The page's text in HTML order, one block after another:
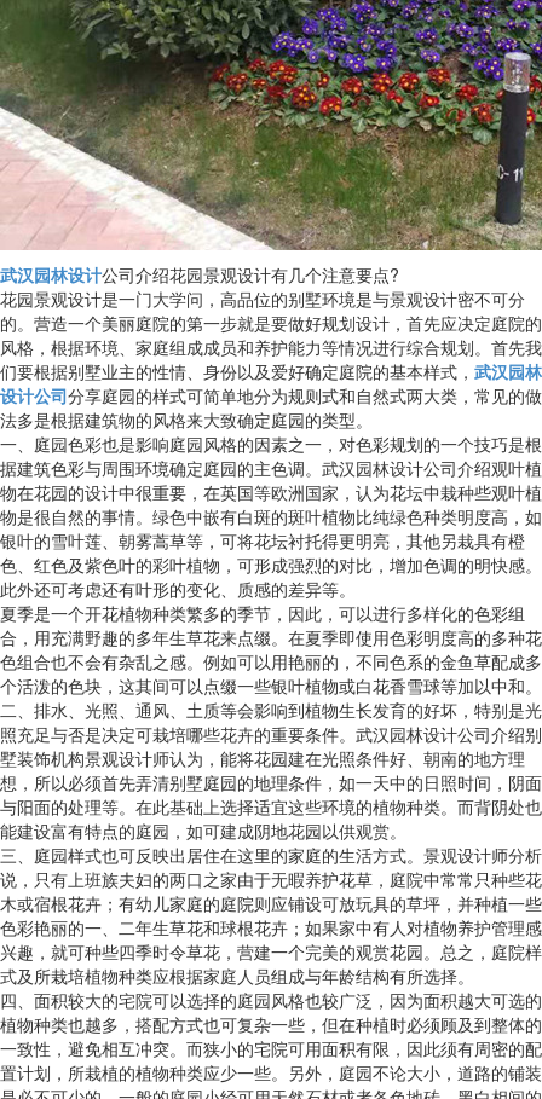
武汉园林设计公司介绍花园景观设计有几个注意要点?
花园景观设计是一门大学问，高品位的别墅环境是与景观设计密不可分
的。营造一个美丽庭院的第一步就是要做好规划设计，首先应决定庭院的
风格，根据环境、家庭组成成员和养护能力等情况进行综合规划。首先我
们要根据别墅业主的性情、身份以及爱好确定庭院的基本样式， 武汉园林
设计公司分享庭园的样式可简单地分为规则式和自然式两大类，常见的做
法多是根据建筑物的风格来大致确定庭园的类型。
一、庭园色彩也是影响庭园风格的因素之一，对色彩规划的一个技巧是根
据建筑色彩与周围环境确定庭园的主色调。武汉园林设计公司介绍观叶植
物在花园的设计中很重要，在英国等欧洲国家，认为花坛中栽种些观叶植
物是很自然的事情。绿色中嵌有白斑的斑叶植物比纯绿色种类明度高，如
银叶的雪叶莲、朝雾蒿草等，可将花坛衬托得更明亮，其他另栽具有橙
色、红色及紫色叶的彩叶植物，可形成强烈的对比，增加色调的明快感。
此外还可考虑还有叶形的变化、质感的差异等。
夏季是一个开花植物种类繁多的季节，因此，可以进行多样化的色彩组
合，用充满野趣的多年生草花来点缀。在夏季即使用色彩明度高的多种花
色组合也不会有杂乱之感。例如可以用艳丽的，不同色系的金鱼草配成多
个活泼的色块，这其间可以点缀一些银叶植物或白花香雪球等加以中和。
二、排水、光照、通风、土质等会影响到植物生长发育的好坏，特别是光
照充足与否是决定可栽培哪些花卉的重要条件。武汉园林设计公司介绍别
墅装饰机构景观设计师认为，能将花园建在光照条件好、朝南的地方理
想，所以必须首先弄清别墅庭园的地理条件，如一天中的日照时间，阴面
与阳面的处理等。在此基础上选择适宜这些环境的植物种类。而背阴处也
能建设富有特点的庭园，如可建成阴地花园以供观赏。
三、庭园样式也可反映出居住在这里的家庭的生活方式。景观设计师分析
说，只有上班族夫妇的两口之家由于无暇养护花草，庭院中常常只种些花
木或宿根花卉；有幼儿家庭的庭院则应铺设可放玩具的草坪，并种植一些
色彩艳丽的一、二年生草花和球根花卉；如果家中有人对植物养护管理感
兴趣，就可种些四季时令草花，营建一个完美的观赏花园。总之，庭院样
式及所栽培植物种类应根据家庭人员组成与年龄结构有所选择。
四、面积较大的宅院可以选择的庭园风格也较广泛，因为面积越大可选的
植物种类也越多，搭配方式也可复杂一些，但在种植时必须顾及到整体的
一致性，避免相互冲突。而狭小的宅院可用面积有限，因此须有周密的配
置计划，所栽植的植物种类应少一些。另外，庭园不论大小，道路的铺装